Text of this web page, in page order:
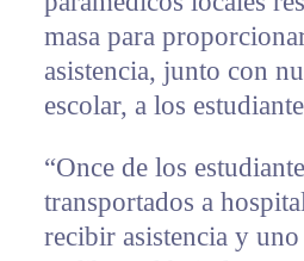
masa para
asistencia, junto con
escolar, a los
“Once de los
transportados a
recibir asistencia y